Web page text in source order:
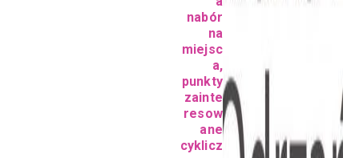
nabór
na
miejsc
a,
punkty
zainte
resow
ane
cyklicz